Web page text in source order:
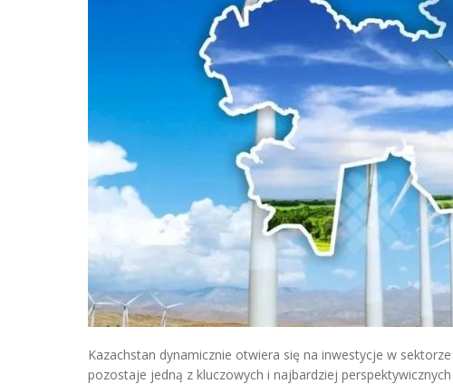
Kazachstan dynamicznie otwiera się na inwestycje w
pozostaje jedną z kluczowych i najbardziej